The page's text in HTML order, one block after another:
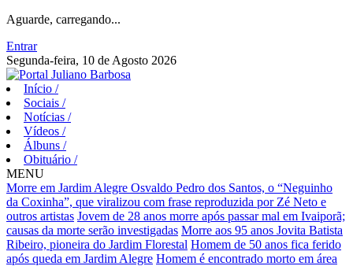
Aguarde, carregando...
Entrar
Segunda-feira, 10 de Agosto 2026
Início /
Sociais /
Notícias /
Vídeos /
Álbuns /
Obituário /
MENU
Morre em Jardim Alegre Osvaldo Pedro dos Santos, o “Neguinho
da Coxinha”, que viralizou com frase reproduzida por Zé Neto e
outros artistas Jovem de 28 anos morre após passar mal em Ivaiporã;
causas da morte serão investigadas Morre aos 95 anos Jovita Batista
Ribeiro, pioneira do Jardim Florestal Homem de 50 anos fica ferido
após queda em Jardim Alegre Homem é encontrado morto em área